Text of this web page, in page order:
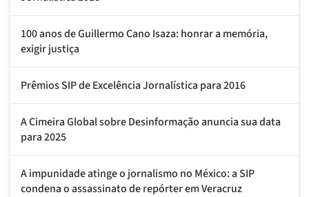
100 anos de Guillermo Cano Isaza: honrar a memória,
exigir justiça
Prêmios SIP de Excelência Jornalística para 2016
A Cimeira Global sobre Desinformação anuncia sua data
para 2025
A impunidade atinge o jornalismo no México: a SIP
condena o assassinato de repórter em Veracruz